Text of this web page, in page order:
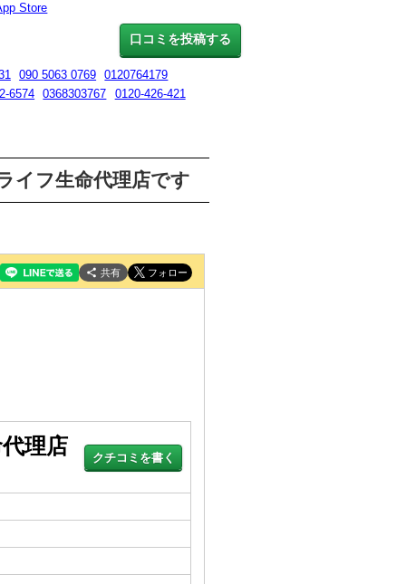
口コミを投稿する
Store
090 5063 0769
0120764179
6574 0368303767
0120-426-421
イフ生命代理店です
共有
理店